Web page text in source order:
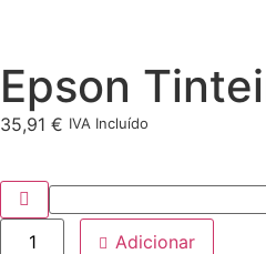
Epson
35,91 € IVA Incluído
Adicionar